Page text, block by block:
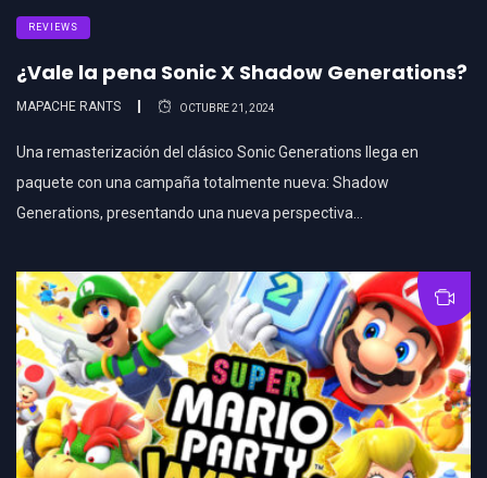
REVIEWS
¿Vale la pena Sonic X Shadow Generations?
MAPACHE RANTS OCTUBRE 21, 2024
Una remasterización del clásico Sonic Generations llega en
paquete con una campaña totalmente nueva: Shadow
Generations, presentando una nueva perspectiva…